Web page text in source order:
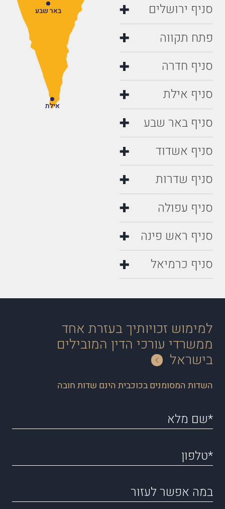
סניף ירושלים
פתח תקווה
סניף חדרה
סניף אילת
סניף באר שבע
סניף אשדוד
סניף שדרות
סניף עפולה
סניף ראש פינה
סניף כרמיאל
אילת
באר שבע
למימוש זכויותיך בעזרת אחד
ממשרדי עורכי הדין המובילים
בישראל
השדות המסומנים בכוכבית הינם שדות חובה